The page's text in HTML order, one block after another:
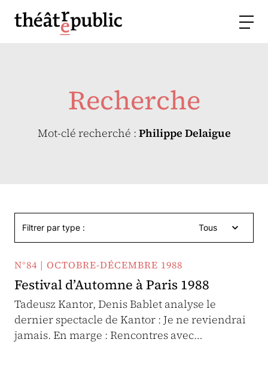
Recherche
Mot-clé recherché : Philippe Delaigue
Filtrer par type : Tous
N°84 | OCTOBRE-DÉCEMBRE 1988
Festival d’Automne à Paris 1988
Tadeusz Kantor, Denis Bablet analyse le
dernier spectacle de Kantor : Je ne reviendrai
jamais. En marge : Rencontres avec…